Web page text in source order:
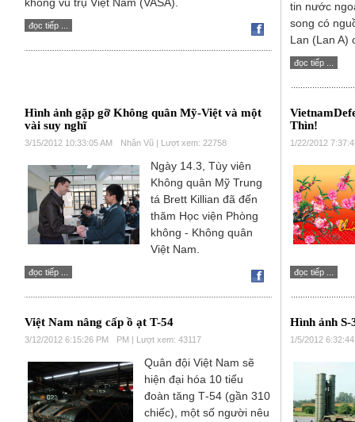
đọc tiếp ...
tin nước
song có
Lan (Lan A)
đọc tiếp ...
Hình ảnh gặp gỡ Không quân Mỹ-Việt và một
vài suy nghĩ
3/15/2012 10:33:05 AM Nhân Vũ | Lượt xem: 22758
Ngày 14.3, Tùy viên
Không quân Mỹ Trung
tá Brett Killian đã đến
thăm Học viện Phòng
không - Không quân
Việt Nam.
đọc tiếp ...
Thìn!
1/22/2012
đọc tiếp ...
Việt Nam nâng cấp ồ ạt T-54
3/12/2012 6:15:26 PM PM | Lượt xem: 43117
Quân đội Việt Nam sẽ
hiện đại hóa 10 tiểu
đoàn tăng Т-54 (gần 310
chiếc), một số người nêu
Hình ảnh
1/5/2012